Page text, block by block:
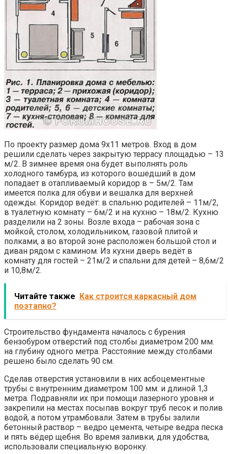
По проекту размер дома 9х11 метров. Вход в дом
решили сделать через закрытую террасу площадью – 13
м/2. В зимнее время она будет выполнять роль
холодного тамбура, из которого вошедший в дом
попадает в отапливаемый коридор в – 5м/2. Там
имеется полка для обуви и вешалка для верхней
одежды. Коридор ведёт: в спальню родителей – 11м/2,
в туалетную комнату – 6м/2 и на кухню – 18м/2. Кухню
разделили на 2 зоны. Возле входа – рабочая зона с
мойкой, столом, холодильником, газовой плитой и
полками, а во второй зоне расположен большой стол и
диван рядом с камином. Из кухни дверь ведёт в
комнату для гостей – 21м/2 и спальни для детей – 8,6м/2
и 10,8м/2.
Читайте также
Как строится каркасный дом
поэтапно?
Строительство фундамента началось с бурения
бензобуром отверстий под столбы диаметром 200 мм.
на глубину одного метра. Расстояние между столбами
решено было сделать 90 см.
Сделав отверстия установили в них асбоцементные
трубы с внутренним диаметром 100 мм. и длиной 1,3
метра. Подравняли их при помощи лазерного уровня и
закрепили на местах посыпав вокруг труб песок и полив
водой, а потом утрамбовали. Затем в трубы залили
бетонный раствор – ведро цемента, четыре ведра песка
и пять вёдер щебня. Во время заливки, для удобства,
использовали специальную воронку.